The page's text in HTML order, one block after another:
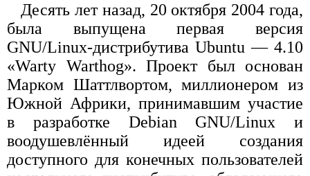
Десять лет назад, 20 октября 2004 года,
была выпущена первая версия
GNU/Linux-дистрибутива Ubuntu — 4.10
«Warty Warthog». Проект был основан
Марком Шаттлвортом, миллионером из
Южной Африки, принимавшим участие
в разработке Debian GNU/Linux и
воодушевлённый идеей создания
доступного для конечных пользователей